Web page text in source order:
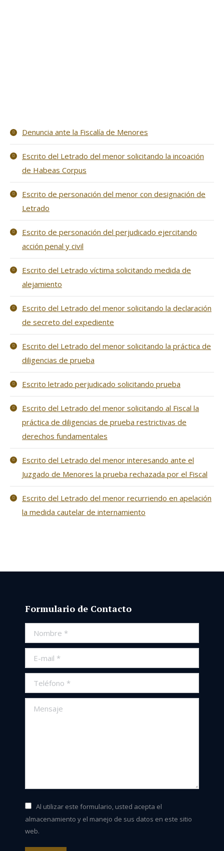
Denuncia ante la Fiscalía de Menores
Escrito del Letrado del menor solicitando la incoación
de Habeas Corpus
Escrito de personación del menor con designación de
Letrado
Escrito de personación del perjudicado ejercitando
acción penal y civil
Escrito del Letrado víctima solicitando medida de
alejamiento
Escrito del Letrado del menor solicitando la declaración
de secreto del expediente
Escrito del Letrado del menor solicitando la práctica de
diligencias de prueba
Escrito letrado perjudicado solicitando prueba
Escrito del Letrado del menor solicitando al Fiscal la
práctica de diligencias de prueba restrictivas de
derechos fundamentales
Escrito del Letrado del menor interesando ante el
Juzgado de Menores la prueba rechazada por el Fiscal
Escrito del Letrado del menor recurriendo en apelación
la medida cautelar de internamiento
Formulario de Contacto
Nombre *
E-mail *
Teléfono *
Mensaje
Al utilizar este formulario, usted acepta el
almacenamiento y el manejo de sus datos en este sitio
web.